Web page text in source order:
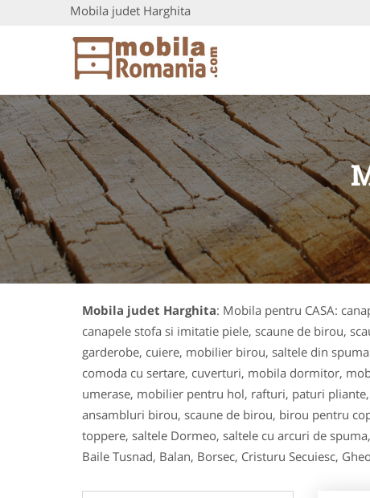
Mobila judet Harghita
Mobila judet Harghita: Mobila pentru CASA:
canapele stofa si imitatie piele, scaune de birou,
garderobe, cuiere, mobilier birou, saltele din
comoda cu sertare, cuverturi, mobila dormitor,
umerase, mobilier pentru hol, rafturi, paturi
ansambluri birou, scaune de birou, birou pentru
toppere, saltele Dormeo, saltele cu arcuri de
Baile Tusnad, Balan, Borsec, Cristuru Secuiesc,